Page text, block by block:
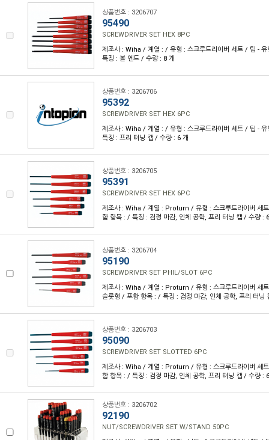
상품번호 : 3206707
95490
SCREWDRIVER SET HEX 8PC
제조사 : Wiha / 계열 : / 유형 : 스크루드라이버 세트 / 팁 -
특징 : 볼 엔드 / 수량 : 8 개
상품번호 : 3206706
95392
SCREWDRIVER SET HEX 6PC
제조사 : Wiha / 계열 : / 유형 : 스크루드라이버 세트 / 팁 -
특징 : 프리 터닝 캡 / 수량 : 6 개
상품번호 : 3206705
95391
SCREWDRIVER SET HEX 6PC
제조사 : Wiha / 계열 : Proturn / 유형 : 스크루드라이버 세
함 항목 : / 특징 : 검정 마감, 인체 공학, 프리 터닝 캡 / 수량 :
상품번호 : 3206704
95190
SCREWDRIVER SET PHIL/SLOT 6PC
제조사 : Wiha / 계열 : Proturn / 유형 : 스크루드라이버 세
슬롯형 / 포함 항목 : / 특징 : 검정 마감, 인체 공학, 프리 터닝
상품번호 : 3206703
95090
SCREWDRIVER SET SLOTTED 6PC
제조사 : Wiha / 계열 : Proturn / 유형 : 스크루드라이버 세
함 항목 : / 특징 : 검정 마감, 인체 공학, 프리 터닝 캡 / 수량 :
상품번호 : 3206702
92190
NUT/SCREWDRIVER SET W/STAND 50PC